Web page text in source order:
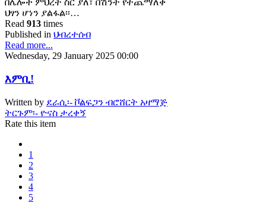
በሌሎች ምህረት ስር ያለ፣ በሽንት የተጨማለቀ
ህፃን ሆነን ያልፋል፡፡…
Read 913 times
Published in ህብረተሰብ
Read more...
Wednesday, 29 January 2025 00:00
እምቢ!
Written by ደራሲ፡- ቮልፍጋን ብሮሸርት አዛማጅ
ትርጉም፡- ዮናስ ታረቀኝ
Rate this item
1
2
3
4
5